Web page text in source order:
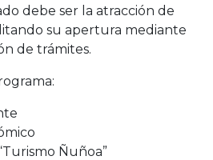
debe ser la atracción de
su apertura mediante
de trámites.
Ñuñoa”